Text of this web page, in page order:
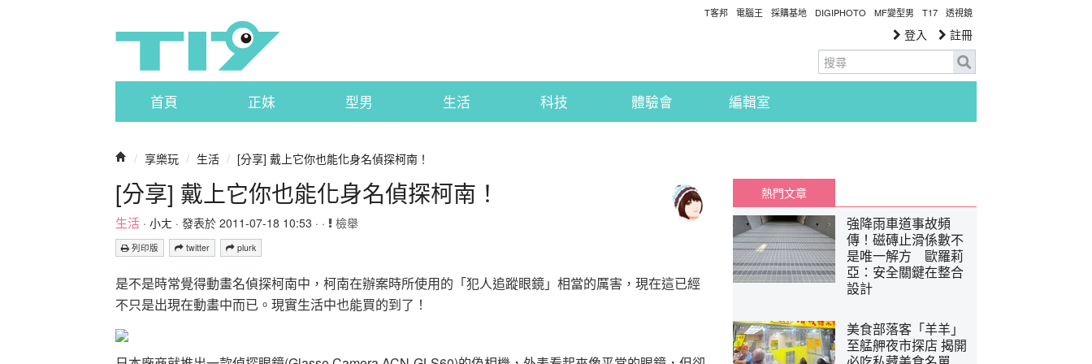
T客邦 電腦王 採購基地 DIGIPHOTO MF變型男 T17 透視鏡
登入 註冊
首頁 正妹 型男 生活 科技 體驗會 編輯室
/ 享樂玩 / 生活 / [分享] 戴上它你也能化身名偵探柯南！
[分享] 戴上它你也能化身名偵探柯南！
生活 · 小ㄤ · 發表於 2011-07-18 10:53 · · 檢舉
列印版 twitter plurk
是不是時常覺得動畫名偵探柯南中，柯南在辦案時所使用的「犯人追蹤眼鏡」相當的厲害，現在這已經
不只是出現在動畫中而已。現實生活中也能買的到了！
熱門文章
強降雨車道事故頻
傳！磁磚止滑係數不
是唯一解方 歐羅莉
亞：安全關鍵在整合
設計
美食部落客「羊羊」
至艋舺夜市探店 揭開